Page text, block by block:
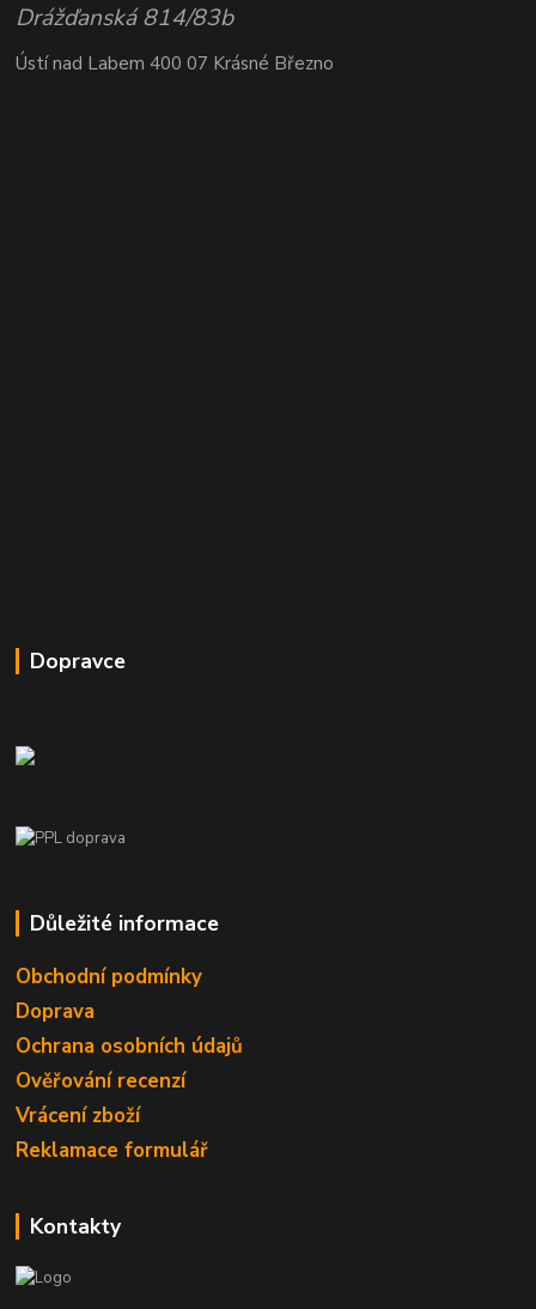
Drážďanská 814/83b
Ústí nad Labem 400 07 Krásné Březno
Dopravce
Důležité informace
Obchodní podmínky
Doprava
Ochrana osobních údajů
Ověřování recenzí
Vrácení zboží
Reklamace formulář
Kontakty